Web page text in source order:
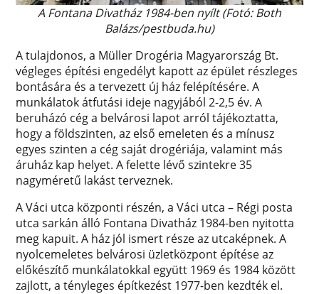
A Fontana Divatház 1984-ben nyílt(Fotó: Both
Balázs/pestbuda.hu)
A tulajdonos, a Müller Drogéria Magyarország Bt.
végleges építési engedélyt kapott az épület részleges
bontására és a tervezett új ház felépítésére. A
munkálatok átfutási ideje nagyjából 2-2,5 év. A
beruházó cég a belvárosi lapot arról tájékoztatta,
hogy a földszinten, az első emeleten és a mínusz
egyes szinten a cég saját drogériája, valamint más
áruház kap helyet. A felette lévő szintekre 35
nagyméretű lakást terveznek.
A Váci utca központi részén, a Váci utca – Régi posta
utca sarkán álló Fontana Divatház 1984-ben nyitotta
meg kapuit. A ház jól ismert része az utcaképnek. A
nyolcemeletes belvárosi üzletközpont építése az
előkészítő munkálatokkal együtt 1969 és 1984 között
zajlott, a tényleges építkezést 1977-ben kezdték el.